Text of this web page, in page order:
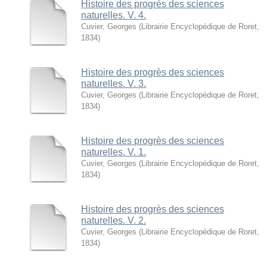
Histoire des progrès des sciences
naturelles. V. 4.
Cuvier, Georges ( Librairie Encyclopédique de Roret
1834)
Histoire des progrès des sciences
naturelles. V. 3.
Cuvier, Georges ( Librairie Encyclopédique de Roret
1834)
Histoire des progrès des sciences
naturelles. V. 1.
Cuvier, Georges ( Librairie Encyclopédique de Roret
1834)
Histoire des progrès des sciences
naturelles. V. 2.
Cuvier, Georges ( Librairie Encyclopédique de Roret
1834)